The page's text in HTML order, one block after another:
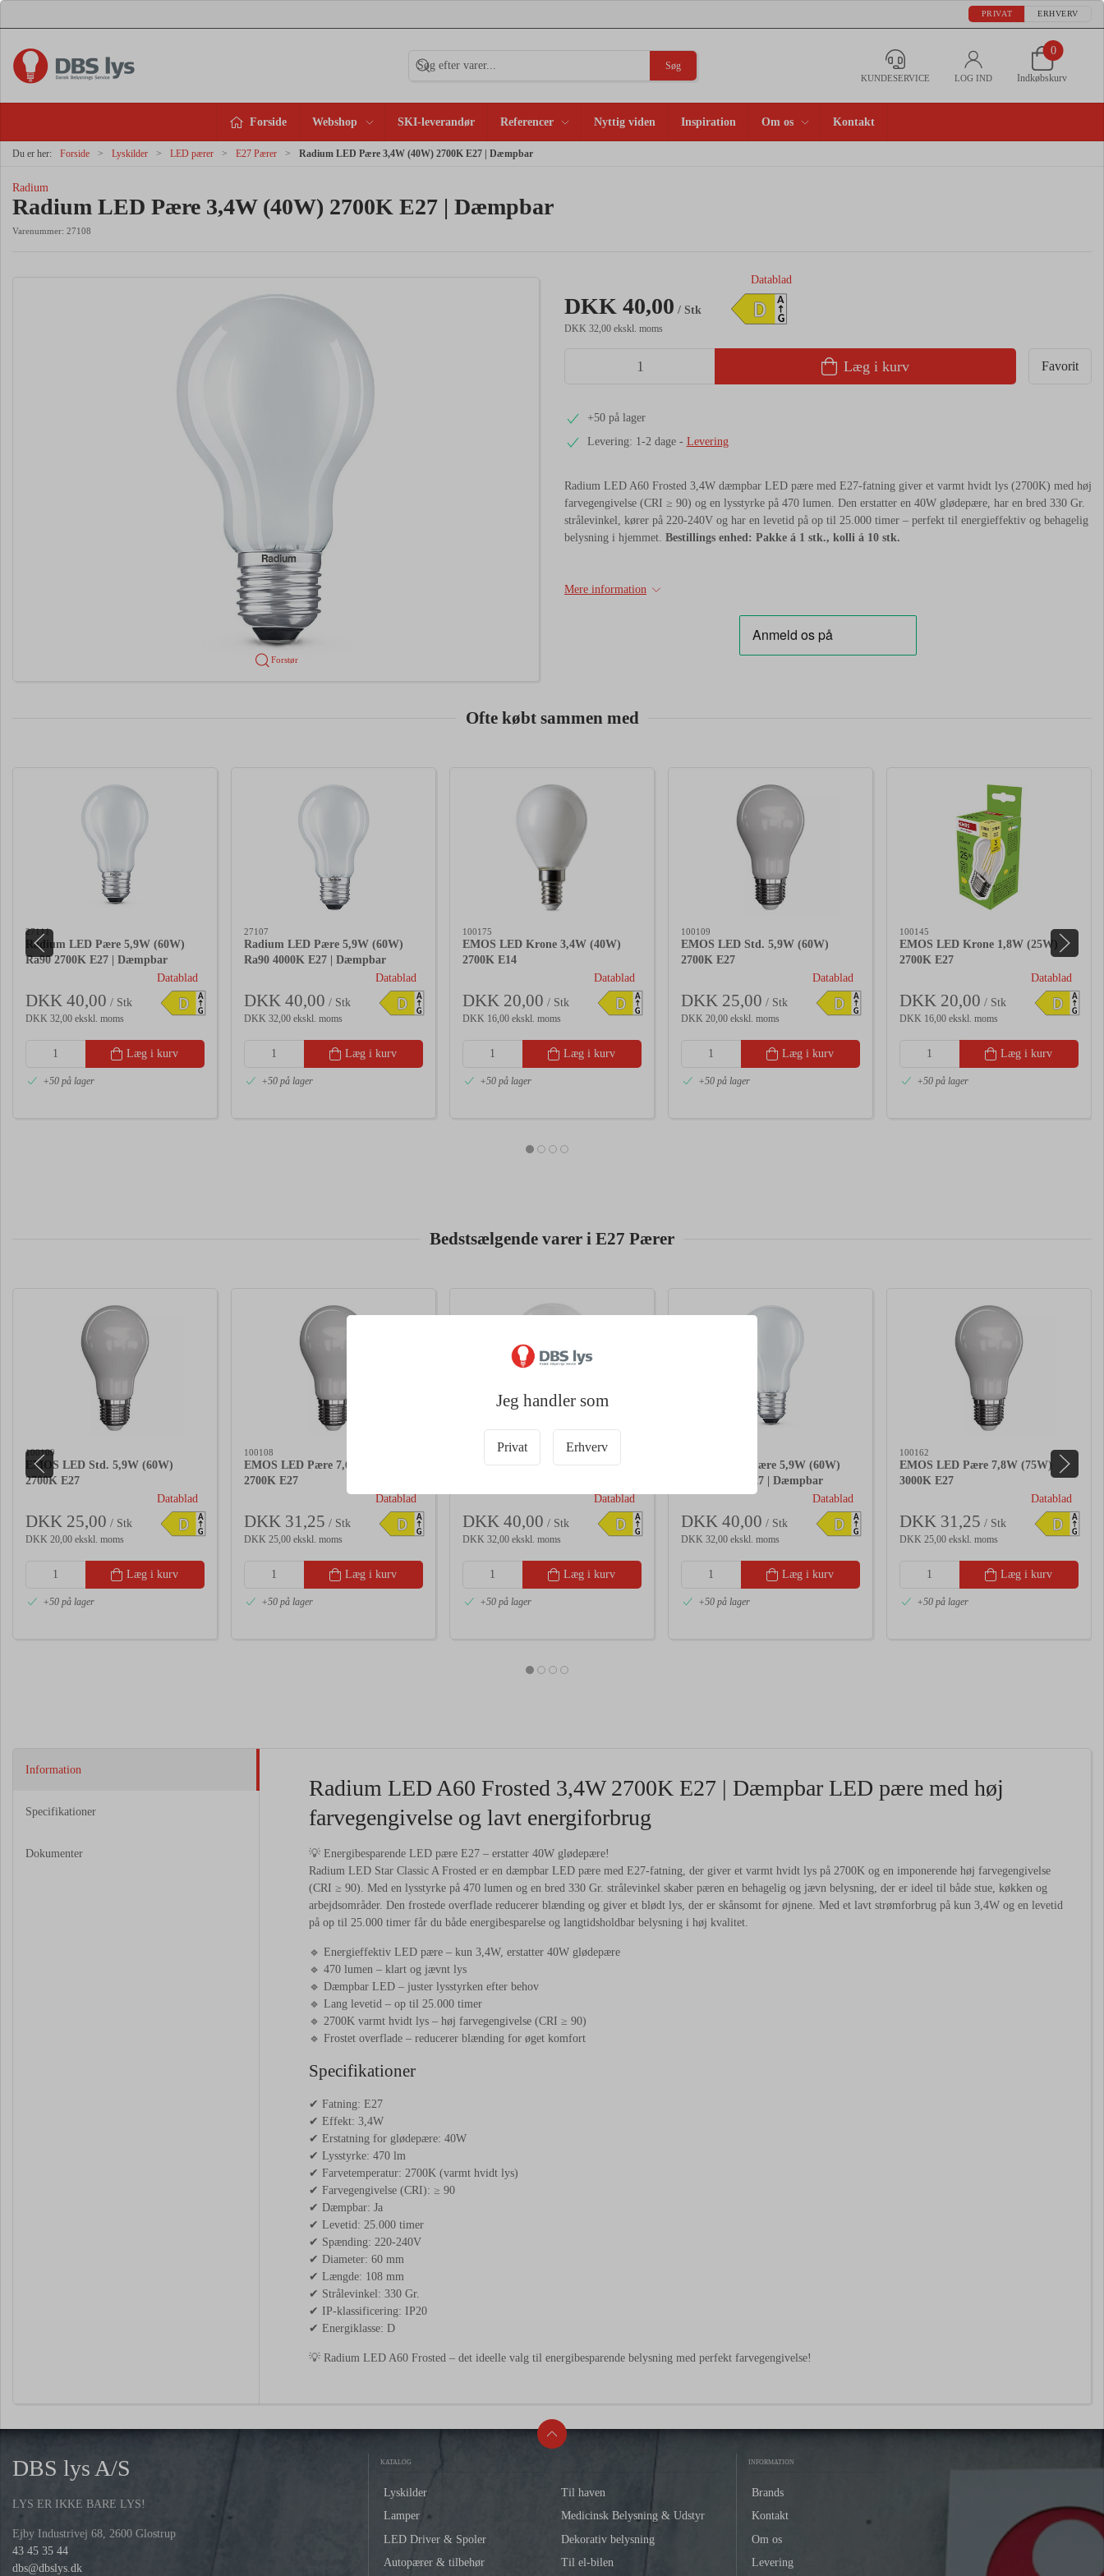
PRIVAT ERHVERV
Søg
KUNDESERVICE LOG IND
0
Indkøbskurv
Forside Webshop SKI-leverandør Referencer Nyttig viden Inspiration Om os Kontakt
Du er her: Forside Lyskilder LED pærer E27 Pærer Radium LED Pære 3,4W (40W) 2700K E27 | Dæmpbar
Jeg handler som
Privat Erhverv
Radium
Radium LED Pære 3,4W (40W) 2700K E27 | Dæmpbar
Varenummer: 27108
Forstør
DKK 40,00 / Stk
Datablad
D A
G
DKK 32,00 ekskl. moms
Læg i kurv Favorit
+50 på lager
Levering: 1-2 dage- Levering
Radium LED A60 Frosted 3,4W dæmpbar LED pære med E27-fatning giver et varmt hvidt lys (2700K) med høj
farvegengivelse (CRI ≥ 90) og en lysstyrke på 470 lumen. Den erstatter en 40W glødepære, har en bred 330 Gr.
strålevinkel, kører på 220-240V og har en levetid på op til 25.000 timer – perfekt til energieffektiv og behagelig
belysning i hjemmet. Bestillings enhed: Pakke á 1 stk., kolli á 10 stk.
Mere information
Ofte købt sammen med
27111
Radium LED Pære 5,9W (60W)
Ra90 2700K E27 | Dæmpbar
DKK 40,00 / Stk
Datablad
D A
G
DKK 32,00 ekskl. moms
Læg i kurv
+50 på lager
27107
Radium LED Pære 5,9W (60W)
Ra90 4000K E27 | Dæmpbar
DKK 40,00 / Stk
Datablad
D A
G
DKK 32,00 ekskl. moms
Læg i kurv
+50 på lager
100175
EMOS LED Krone 3,4W (40W)
2700K E14
DKK 20,00 / Stk
Datablad
D A
G
DKK 16,00 ekskl. moms
Læg i kurv
+50 på lager
100109
EMOS LED Std. 5,9W (60W)
2700K E27
DKK 25,00 / Stk
Datablad
D A
G
DKK 20,00 ekskl. moms
Læg i kurv
+50 på lager
100145
EMOS LED Krone 1,8W (25W)
2700K E27
DKK 20,00 / Stk
Datablad
D A
G
DKK 16,00 ekskl. moms
Læg i kurv
+50 på lager
Bedstsælgende varer i E27 Pærer
100109
EMOS LED Std. 5,9W (60W)
2700K E27
DKK 25,00 / Stk
Datablad
D A
G
DKK 20,00 ekskl. moms
Læg i kurv
+50 på lager
100108
EMOS LED Pære 7,6W (75W)
2700K E27
DKK 31,25 / Stk
Datablad
D A
G
DKK 25,00 ekskl. moms
Læg i kurv
+50 på lager
Radium LED Pære 10,5W (100W)
DKK 40,00 / Stk
Datablad
D A
G
DKK 32,00 ekskl. moms
Læg i kurv
+50 på lager
Radium LED Pære 5,9W (60W)
Ra90 2700K E27 | Dæmpbar
DKK 40,00 / Stk
Datablad
D A
G
DKK 32,00 ekskl. moms
Læg i kurv
+50 på lager
100162
EMOS LED Pære 7,8W (75W)
3000K E27
DKK 31,25 / Stk
Datablad
D A
G
DKK 25,00 ekskl. moms
Læg i kurv
+50 på lager
Information
Specifikationer
Dokumenter
Radium LED A60 Frosted 3,4W 2700K E27 | Dæmpbar LED pære med høj
farvegengivelse og lavt energiforbrug
💡 Energibesparende LED pære E27 – erstatter 40W glødepære!
Radium LED Star Classic A Frosted er en dæmpbar LED pære med E27-fatning, der giver et varmt hvidt lys på 2700K og en imponerende høj farvegengivelse
(CRI ≥ 90). Med en lysstyrke på 470 lumen og en bred 330 Gr. strålevinkel skaber pæren en behagelig og jævn belysning, der er ideel til både stue, køkken og
arbejdsområder. Den frostede overflade reducerer blænding og giver et blødt lys, der er skånsomt for øjnene. Med et lavt strømforbrug på kun 3,4W og en levetid
på op til 25.000 timer får du både energibesparelse og langtidsholdbar belysning i høj kvalitet.
🔹 Energieffektiv LED pære – kun 3,4W, erstatter 40W glødepære
🔹 470 lumen – klart og jævnt lys
🔹 Dæmpbar LED – juster lysstyrken efter behov
🔹 Lang levetid – op til 25.000 timer
🔹 2700K varmt hvidt lys – høj farvegengivelse (CRI ≥ 90)
🔹 Frostet overflade – reducerer blænding for øget komfort
Specifikationer
✔ Fatning: E27
✔ Effekt: 3,4W
✔ Erstatning for glødepære: 40W
✔ Lysstyrke: 470 lm
✔ Farvetemperatur: 2700K (varmt hvidt lys)
✔ Farvegengivelse (CRI): ≥ 90
✔ Dæmpbar: Ja
✔ Levetid: 25.000 timer
✔ Spænding: 220-240V
✔ Diameter: 60 mm
✔ Længde: 108 mm
✔ Strålevinkel: 330 Gr.
✔ IP-klassificering: IP20
✔ Energiklasse: D
💡 Radium LED A60 Frosted – det ideelle valg til energibesparende belysning med perfekt farvegengivelse!
DBS lys A/S
LYS ER IKKE BARE LYS!
Ejby Industrivej 68, 2600 Glostrup
43 45 35 44
dbs@dbslys.dk
KATALOG
Lyskilder
Lamper
LED Driver & Spoler
Autopærer & tilbehør
Til haven
Medicinsk Belysning & Udstyr
Dekorativ belysning
Til el-bilen
INFORMATION
Brands
Kontakt
Om os
Levering